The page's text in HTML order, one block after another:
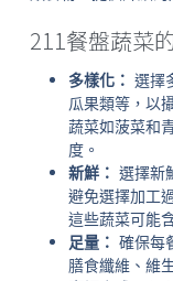
211餐盤蔬菜
多樣化： 選擇
瓜果類等，以
蔬菜如菠菜和
度。
新鮮： 選擇新
避免選擇加工
這些蔬菜可能
足量： 確保每
膳食纖維、維